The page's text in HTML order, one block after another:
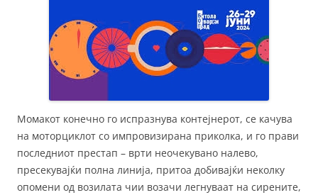
Момакот конечно го испразнува контејнерот, се качува
на моторциклот со импровизирана приколка, и го прави
последниот престап – врти неочекувано налево,
пресекувајќи полна линија, притоа добивајќи неколку
опомени од возилата чии возачи легнуваат на сирените,